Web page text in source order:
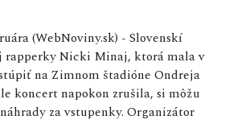
(WebNoviny.sk) - Slovenskí
rapperky Nicki Minaj, ktorá mala v
na Zimnom štadióne Ondreja
koncert napokon zrušila, si môžu
za vstupenky. Organizátor